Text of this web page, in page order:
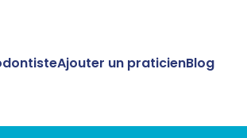
Ajouter un praticienBlog